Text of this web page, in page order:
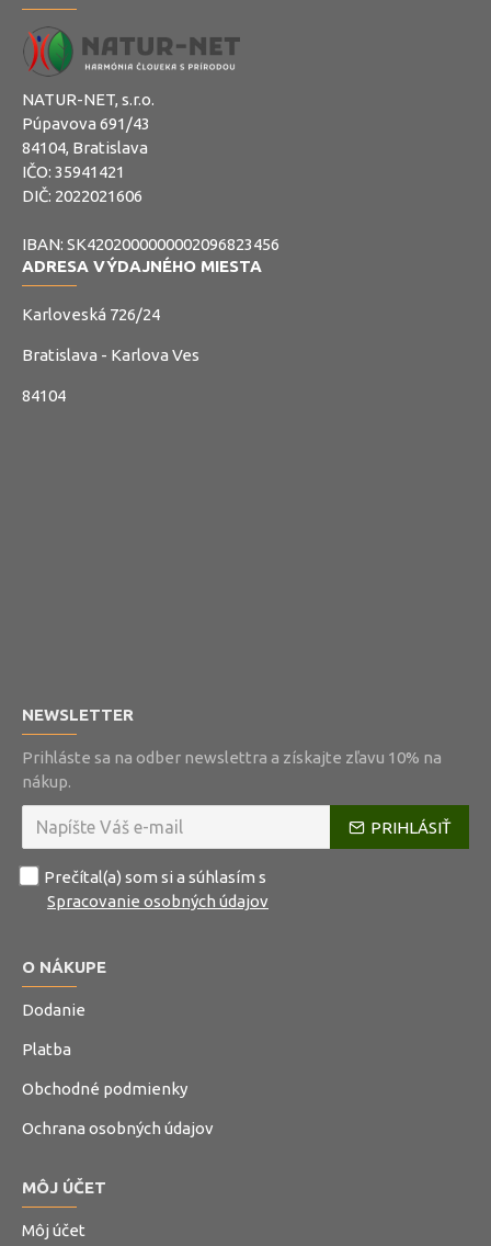
NATUR-NET, s.r.o.
Púpavova 691/43
84104, Bratislava
IČO: 35941421
DIČ: 2022021606
IBAN: SK4202000000002096823456
ADRESA VÝDAJNÉHO MIESTA
Karloveská 726/24
Bratislava - Karlova Ves
84104
NEWSLETTER
Prihláste sa na odber newslettra a získajte zľavu 10% na
nákup.
PRIHLÁSIŤ
Prečítal(a) som si a súhlasím s
Spracovanie osobných údajov
O NÁKUPE
Dodanie
Platba
Obchodné podmienky
Ochrana osobných údajov
MÔJ ÚČET
Môj účet